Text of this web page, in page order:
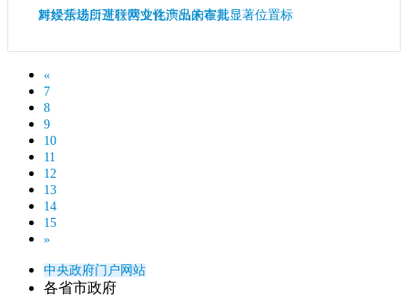
舞娱乐场所进行营业性演出的审批
对经营进口互联网文化产品未在其显著位置标
«
7
8
9
10
11
12
13
14
15
»
中央政府门户网站
各省市政府